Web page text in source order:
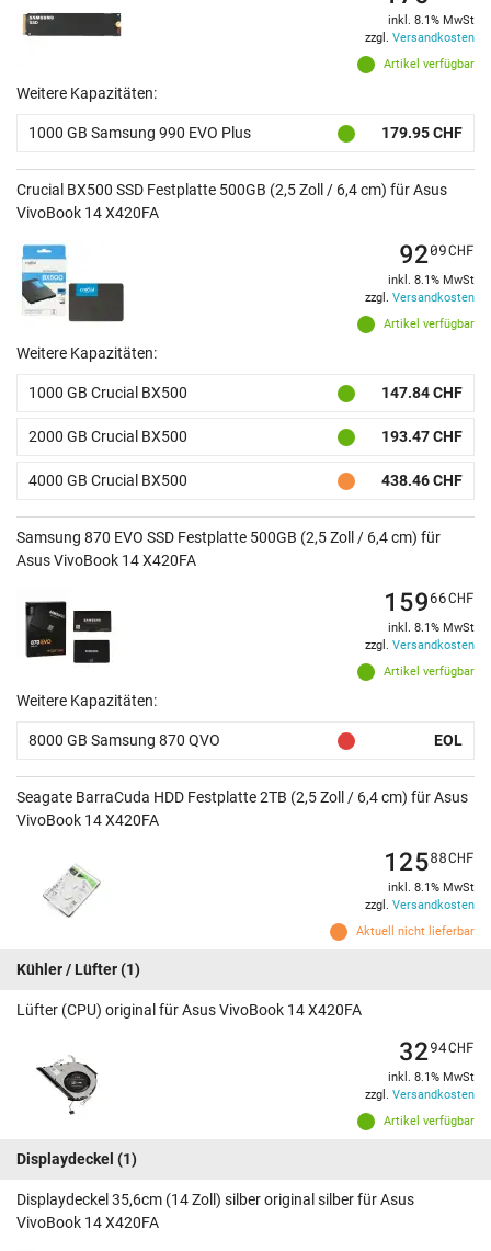
Artikel verfügbar
inkl. 8.1% MwSt
zzgl. Versandkosten
Weitere Kapazitäten:
1000 GB Samsung 990 EVO Plus 179.95 CHF
Crucial BX500 SSD Festplatte 500GB (2,5 Zoll / 6,4 cm) für Asus
VivoBook 14 X420FA
Artikel verfügbar
9209CHF
inkl. 8.1% MwSt
zzgl. Versandkosten
Weitere Kapazitäten:
1000 GB Crucial BX500 147.84 CHF
2000 GB Crucial BX500 193.47 CHF
4000 GB Crucial BX500 438.46 CHF
Samsung 870 EVO SSD Festplatte 500GB (2,5 Zoll / 6,4 cm) für
Asus VivoBook 14 X420FA
Artikel verfügbar
15966CHF
inkl. 8.1% MwSt
zzgl. Versandkosten
Weitere Kapazitäten:
8000 GB Samsung 870 QVO EOL
Seagate BarraCuda HDD Festplatte 2TB (2,5 Zoll / 6,4 cm) für Asus
VivoBook 14 X420FA
Aktuell nicht lieferbar
12588CHF
inkl. 8.1% MwSt
zzgl. Versandkosten
Kühler / Lüfter(1)
Lüfter (CPU) original für Asus VivoBook 14 X420FA
Artikel verfügbar
3294CHF
inkl. 8.1% MwSt
zzgl. Versandkosten
Displaydeckel (1)
Displaydeckel 35,6cm (14 Zoll) silber original silber für Asus
VivoBook 14 X420FA